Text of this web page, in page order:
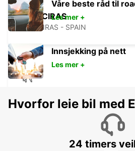
ALGECIRAS
ALGECIRAS - SPAIN
TANGIER - MOROCCO
Våre beste råd til
Les mer +
Innsjekking på nett
Les mer +
Hvorfor leie bil med
24 timers